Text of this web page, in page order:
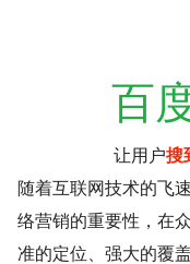
百
让用户搜
随着互联网技术的飞
络营销的重要性，在
准的定位、强大的覆